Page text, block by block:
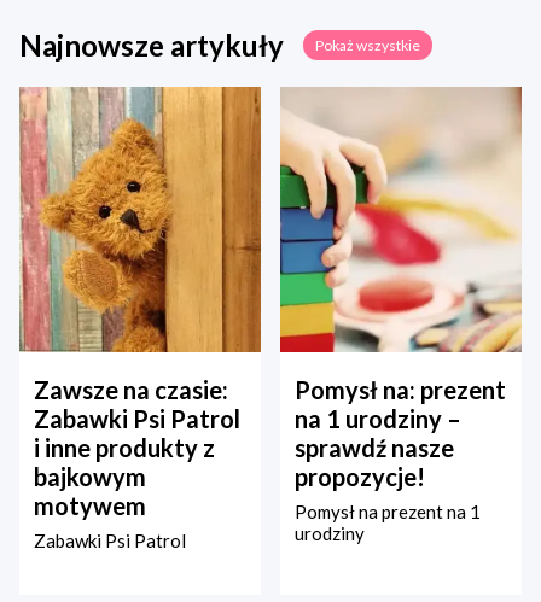
Najnowsze artykuły Pokaż wszystkie
Zawsze na czasie:
Zabawki Psi Patrol
i inne produkty z
bajkowym
motywem
Zabawki Psi Patrol
Pomysł na: prezent
na 1 urodziny –
sprawdź nasze
propozycje!
Pomysł na prezent na 1
urodziny